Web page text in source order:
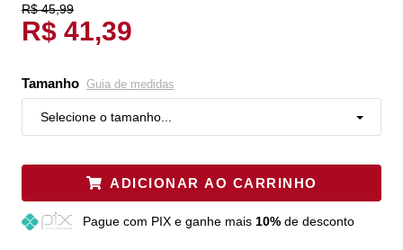
R$ 45,99
R$ 41,39
Tamanho Guia de medidas
Selecione o tamanho...
ADICIONAR AO CARRINHO
Pague com PIX e ganhe mais 10%de desconto